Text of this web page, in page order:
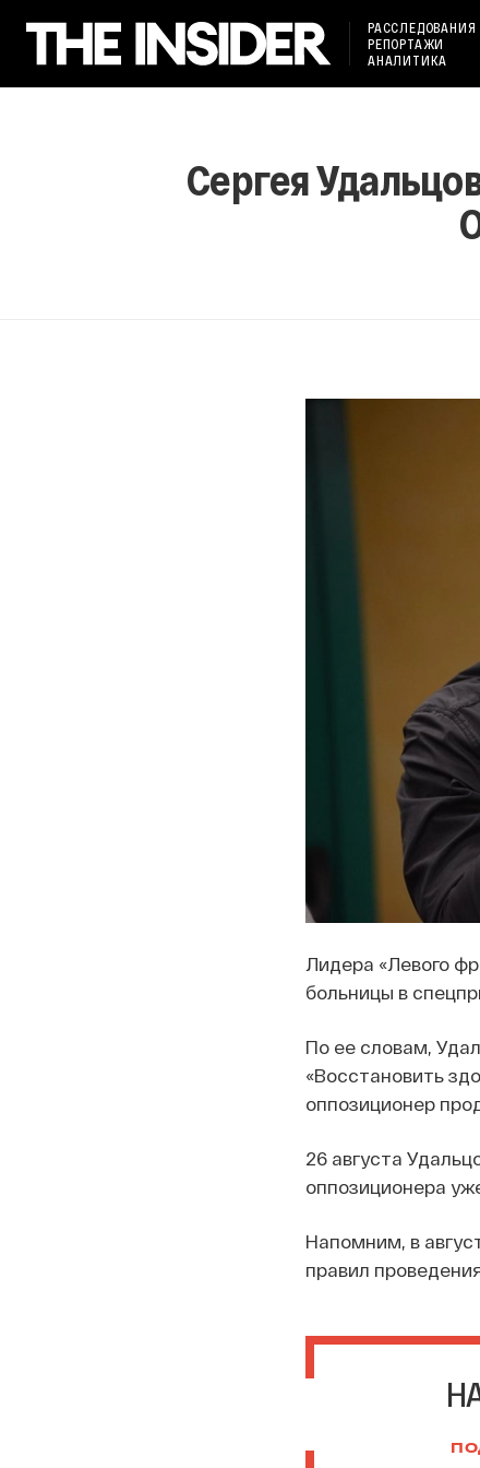
РАССЛЕДОВАНИЯ
РЕПОРТАЖИ
АНАЛИТИКА
Сергея
Лидера «Левого
больницы в
По ее словам,
«Восстановить
оппозиционер
26 августа
оппозиционера
Напомним, в
правил